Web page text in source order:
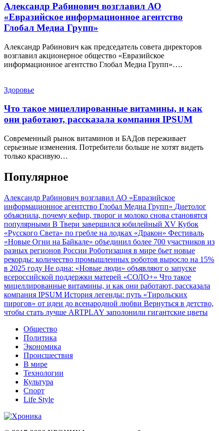
Александр Рабинович возглавил АО
«Евразийское информационное агентство
Глобал Медиа Групп»
Александр Рабинович как председатель совета директоров
возглавил акционерное общество «Евразийское
информационное агентство Глобал Медиа Групп»….
Здоровье
Что такое мицеллированные витамины, и как
они работают, рассказала компания IPSUM
Современный рынок витаминов и БАДов переживает
серьезные изменения. Потребители больше не хотят видеть
только красивую…
Популярное
Александр Рабинович возглавил АО «Евразийское
информационное агентство Глобал Медиа Групп» Диетолог
объяснила, почему кефир, творог и молоко снова становятся
популярными В Твери завершился юбилейный XV Кубок
«Русского Света» по гребле на лодках «Дракон» Фестиваль
«Новые Огни на Байкале» объединил более 700 участников из
разных регионов России Роботизация в мире бьет новые
рекорды: количество промышленных роботов выросло на 15%
в 2025 году Не одна: «Новые люди» объявляют о запуске
всероссийской поддержки матерей «СОЛО+» Что такое
мицеллированные витамины, и как они работают, рассказала
компания IPSUM История легенды: путь «Тирольских
пирогов» от идеи до всенародной любви Вернуться в детство,
чтобы стать лучше ARTPLAY заполонили гигантские цветы
Общество
Политика
Экономика
Происшествия
В мире
Технологии
Культура
Спорт
Life Style